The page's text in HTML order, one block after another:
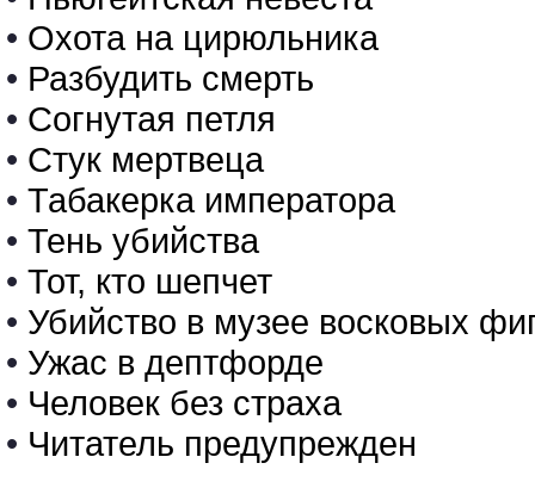
• Охота на цирюльника
• Разбудить смерть
• Согнутая петля
• Стук мертвеца
• Табакерка императора
• Тень убийства
• Тот, кто шепчет
• Убийство в музее восковых
• Ужас в дептфорде
• Человек без страха
• Читатель предупрежден